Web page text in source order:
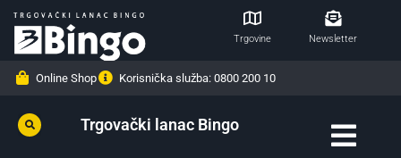
Trgovine Newsletter
Online Shop Korisnička služba: 0800 200 10
Trgovački lanac Bingo